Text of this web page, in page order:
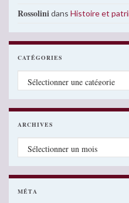
Rossolinidans Histoire et
CATÉGORIES
Catégories
ARCHIVES
Archives
MÉTA